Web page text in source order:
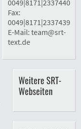
0049|8171|2337440
Fax:
0049|8171|2337439
E-Mail: team@srt-
text.de
Weitere SRT-
Webseiten